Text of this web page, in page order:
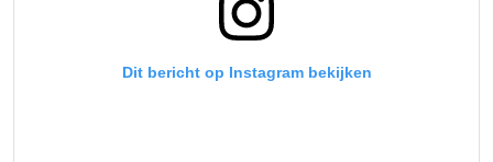
Dit bericht op Instagram bekijken